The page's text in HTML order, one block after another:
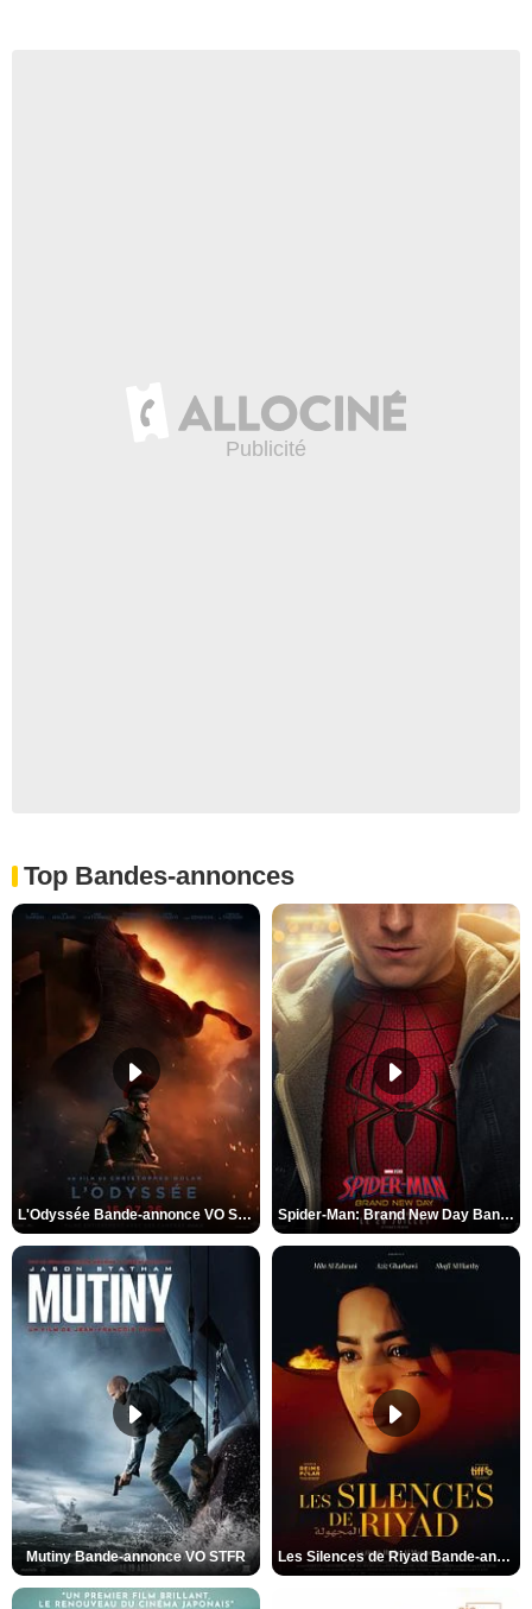
Top Bandes-annonces
L'Odyssée Bande-annonce VO STFR Spider-Man: Brand New Day Bande-annonce VO STFR
Mutiny Bande-annonce VO STFR Les Silences de Riyad Bande-annonce VO STFR